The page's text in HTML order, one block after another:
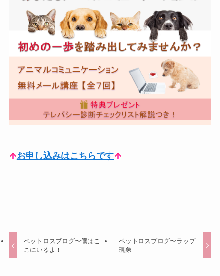
お申し込みはこちらです
ペットロスブログ〜僕はこ
こにいるよ！
ペットロスブログ〜ラップ
現象